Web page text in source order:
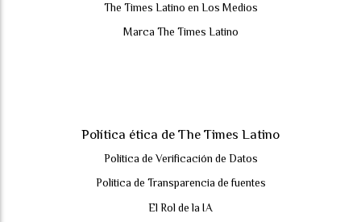
The Times Latino en Los Medios
Marca The Times Latino
Política ética de The Times Latino
Política de Verificación de Datos
Política de Transparencia de fuentes
El Rol de la IA